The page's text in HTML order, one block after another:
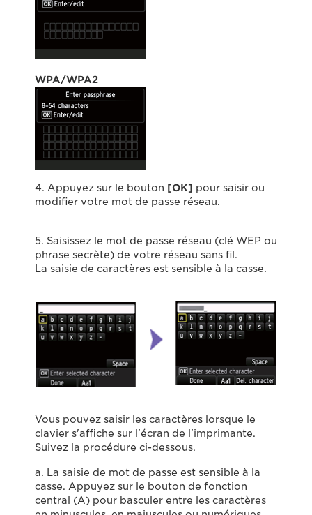
WPA/WPA2
4. Appuyez sur le bouton [OK] pour saisir ou
modifier votre mot de passe réseau.
5. Saisissez le mot de passe réseau (clé WEP ou
phrase secrète) de votre réseau sans fil.
La saisie de caractères est sensible à la casse.
Vous pouvez saisir les caractères lorsque le
clavier s'affiche sur l'écran de l'imprimante.
Suivez la procédure ci-dessous.
a. La saisie de mot de passe est sensible à la
casse. Appuyez sur le bouton de fonction
central (A) pour basculer entre les caractères